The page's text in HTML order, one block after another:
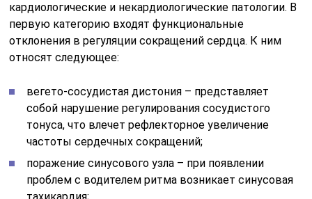
кардиологические и некардиологические патологии. В
первую категорию входят функциональные
отклонения в регуляции сокращений сердца. К ним
относят следующее:
вегето-сосудистая дистония – представляет
собой нарушение регулирования сосудистого
тонуса, что влечет рефлекторное увеличение
частоты сердечных сокращений;
поражение синусового узла – при появлении
проблем с водителем ритма возникает синусовая